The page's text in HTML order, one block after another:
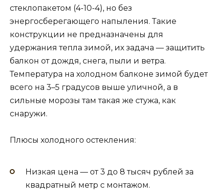
стеклопакетом (4-10-4), но без
энергосберегающего напыления. Такие
конструкции не предназначены для
удержания тепла зимой, их задача — защитить
балкон от дождя, снега, пыли и ветра.
Температура на холодном балконе зимой будет
всего на 3–5 градусов выше уличной, а в
сильные морозы там такая же стужа, как
снаружи.
Плюсы холодного остекления:
Низкая цена — от 3 до 8 тысяч рублей за
квадратный метр с монтажом.